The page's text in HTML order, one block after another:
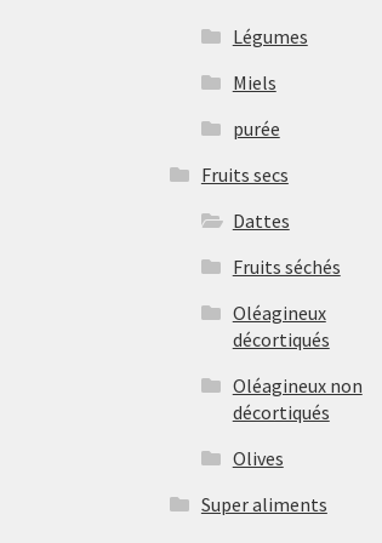
Légumes
Miels
purée
Fruits secs
Dattes
Fruits séchés
Oléagineux
décortiqués
Oléagineux non
décortiqués
Olives
Super aliments